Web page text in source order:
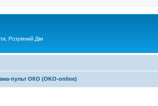
Розумний Дім
пульт ОКО (OKO-online)